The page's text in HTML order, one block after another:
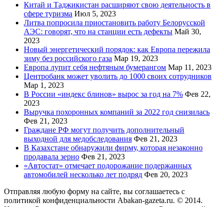
Китай и Таджикистан расширяют свою деятельность в
сфере туризма Июл 5, 2023
Литва попросила приостановить работу Белорусской
АЭС: говорят, что на станции есть дефекты Май 30,
2023
Новый энергетический порядок: как Европа пережила
зиму без российского газа Мар 19, 2023
Европа лупит себя нефтяным бумерангом Мар 11, 2023
Центробанк может уволить до 1000 своих сотрудников
Мар 1, 2023
В России «индекс блинов» вырос за год на 7% Фев 22,
2023
Выручка похоронных компаний за 2022 год снизилась
Фев 21, 2023
Граждане РФ могут получить дополнительный
выходной для медобследования Фев 21, 2023
В Казахстане обнаружили фирму, которая незаконно
продавала зерно Фев 21, 2023
«Автостат» отмечает подорожание подержанных
автомобилей несколько лет подряд Фев 20, 2023
Отправляя любую форму на сайте, вы соглашаетесь с
политикой конфиденциальности Abakan-gazeta.ru. © 2014.